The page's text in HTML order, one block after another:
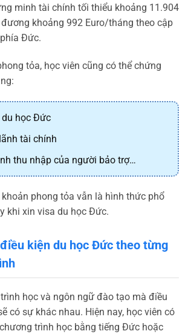
minh tài chính tối thiểu khoảng 11.904
khoảng 992 Euro/tháng theo cập
Đức.
tỏa, học viên cũng có thể chứng
du học Đức
tài chính
thu nhập của người bảo trợ…
phong tỏa vẫn là hình thức phổ
khi xin visa du học Đức.
kiện du học Đức theo từng
học và ngôn ngữ đào tạo mà điều
có sự khác nhau. Hiện nay, học viên có
trình học bằng tiếng Đức hoặc